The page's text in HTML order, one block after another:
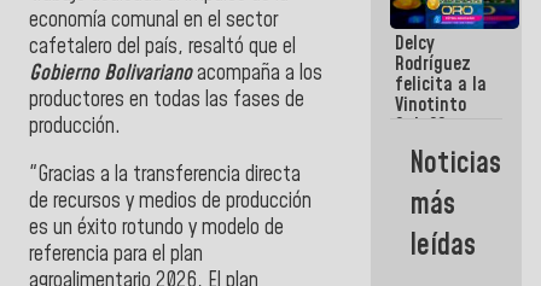
economía comunal en el sector
cafetalero del país, resaltó que el
Gobierno Bolivarianoacompaña a los
productores en todas las fases de
producción.
"Gracias a la transferencia directa
de recursos y medios de producción
es un éxito rotundo y modelo de
referencia para el plan
en el
Aeropuerto
Internacional
de
Maiquetía
Delcy
Rodríguez
felicita a la
Vinotinto
Sub 20
campeona
frente
México Sub
23 en los
Centroamericanos
Noticias
más
leídas